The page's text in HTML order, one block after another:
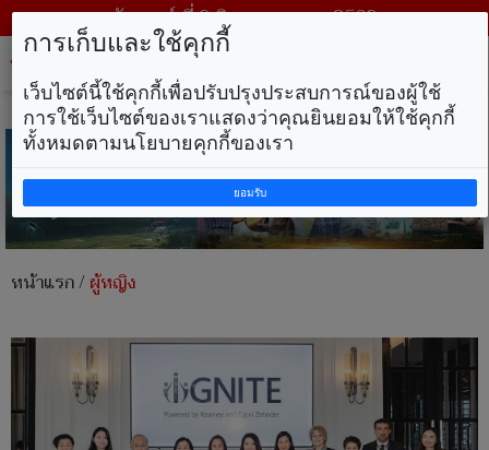
วันเสาร์ ที่ 8 สิงหาคม พ.ศ. 2569
หน้าแรก/ผู้หญิง
การเก็บและใช้คุกกี้
เว็บไซต์นี้ใช้คุกกี้เพื่อปรับปรุงประสบการณ์ของผู้ใช้
การใช้เว็บไซต์ของเราแสดงว่าคุณยินยอมให้ใช้คุกกี้
ทั้งหมดตามนโยบายคุกกี้ของเรา
ยอมรับ